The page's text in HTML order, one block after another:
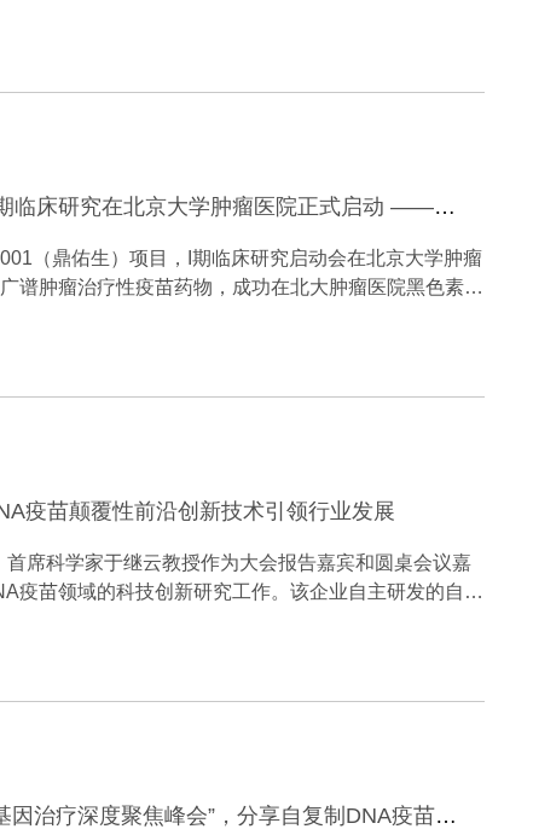
国产创新广谱肿瘤治疗性疫苗在研药物ZD-001（鼎佑生）Ⅰ期临床研究在北京大学肿瘤医院正式启动 ——四方聚力共启新征程，自主创新自复制DNA疫苗技术挑战肿瘤治疗难题
（鼎佑生）项目，I期临床研究启动会在北京大学肿瘤
谱肿瘤治疗性疫苗药物，成功在北大肿瘤医院黑色素瘤
苗药物注射，为后续研发提供临床数据支撑。
疫苗颠覆性前沿创新技术引领行业发展
席科学家于继云教授作为大会报告嘉宾和圆桌会议嘉
疫苗领域的科技创新研究工作。该企业自主研发的自复
震旦鼎泰创始人于继云教授出席“ICGT 2024 第七届细胞与基因治疗深度聚焦峰会”，分享自复制DNA疫苗领域的创新研发成果